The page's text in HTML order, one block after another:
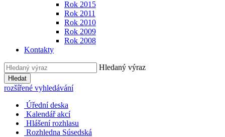
Rok 2015
Rok 2011
Rok 2010
Rok 2009
Rok 2008
Kontakty
Hledaný výraz
Hledat
rozšířené vyhledávání
Úřední deska
Kalendář akcí
Hlášení rozhlasu
Rozhledna Súsedská